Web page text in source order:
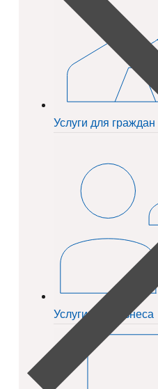
Услуги для граждан
Услуги для бизнеса